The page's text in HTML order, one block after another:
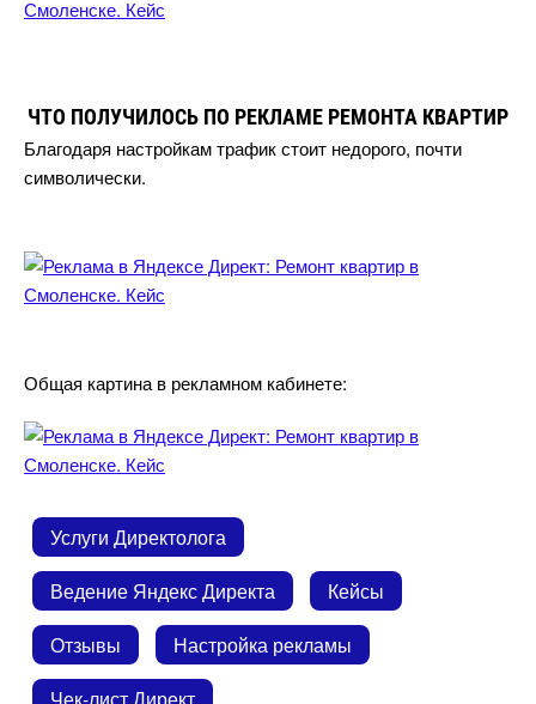
ЧТО ПОЛУЧИЛОСЬ ПО РЕКЛАМЕ РЕМОНТА КВАРТИР
Благодаря настройкам трафик стоит недорого, почти
символически.
Общая картина в рекламном кабинете:
Услуги Директолога
едение Яндекс Директа
Кейсы
Отзывы
Настройка рекламы